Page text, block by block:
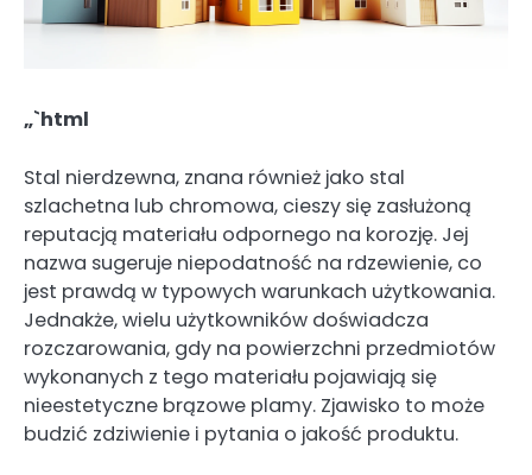
„`html
Stal nierdzewna, znana również jako stal
szlachetna lub chromowa, cieszy się zasłużoną
reputacją materiału odpornego na korozję. Jej
nazwa sugeruje niepodatność na rdzewienie, co
jest prawdą w typowych warunkach użytkowania.
Jednakże, wielu użytkowników doświadcza
rozczarowania, gdy na powierzchni przedmiotów
wykonanych z tego materiału pojawiają się
nieestetyczne brązowe plamy. Zjawisko to może
budzić zdziwienie i pytania o jakość produktu.